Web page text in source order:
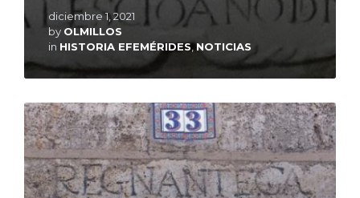
diciembre 1, 2021
by OLMILLOS
in HISTORIA EFEMÉRIDES,NOTICIAS
Read
More